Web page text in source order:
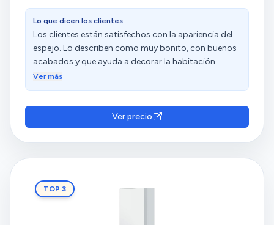
Lo que dicen los clientes:
Los clientes están satisfechos con la apariencia del
espejo. Lo describen como muy bonito, con buenos
acabados y que ayuda a decorar la habitación.
Además, valoran su buena relación calidad-precio.
Las opiniones sobre el montaje, la capacidad y la
estabilidad son diversas.
Ver más
Ver precio
TOP 3